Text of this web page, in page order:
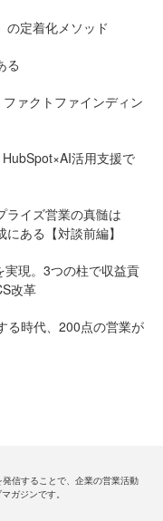
の定着化メソッド
る
ァクトファインディン
活用支援で
ライズ営業の真髄は
ある【対談前編】
実現。3つの柱で収益貢
改革
る時代、200点の営業が
信することで、企業の営業活動
ガジンです。